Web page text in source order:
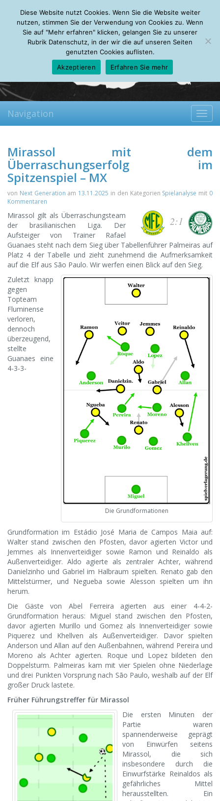
Monday, 10.08.2026
Mein Account
About Autoren Leseempfehlungen FAQ
Navigation
Mirassol mit dem
Überraschungserfolg im
Spitzenspiel – MX
von Next Generation am 13.11.2025 in den Kategorien Spielanalyse mit 0
Kommentaren
2:1
Mirassol gilt als Überraschungsteam
der brasilianischen Liga. Der
Aufsteiger von Trainer Rafael
Guanaes steht nach dem Sieg über Tabellenführer Palmeiras auf
Platz 4 der Tabelle und zieht zunehmend die Aufmerksamkeit
auf die Elf aus São Paulo. Wir werfen einen Blick auf den Sieg.
Die Grundformationen
Zuletzt knapp
gegen
Topteam
Fluminense
verloren,
dennoch
überzeugend,
stellte
Guanaes eine
4-3-3-
Grundformation im Estádio José Maria de Campos Maia auf:
Walter stand zwischen den Pfosten, davor agierten Victor und
Jemmes als Innenverteidiger sowie Ramon und Reinaldo als
Außenverteidiger. Aldo agierte als zentraler Achter, während
Danielzinho und Gabriel im Halbraum spielten. Renato gab den
Mittelstürmer, und Negueba sowie Alesson spielten um ihn
herum.
Die Gäste von Abel Ferreira agierten aus einer 4-4-2-
Grundformation heraus: Miguel stand zwischen den Pfosten,
davor agierten Murillo und Gomez als Innenverteidiger sowie
Piquerez und Khellven als Außenverteidiger. Davor spielten
Anderson und Allan auf den Außenbahnen, während Pereira und
Moreno als Achter agierten. Roque und Lopez bildeten den
Doppelsturm. Palmeiras kam mit vier Spielen ohne Niederlage
und drei Punkten Vorsprung nach São Paulo, weshalb auf der Elf
großer Druck lastete.
Früher Führungstreffer für Mirassol
Die ersten Minuten der
Partie waren
spannenderweise geprägt
von Einwürfen seitens
Mirassol, die sich
insbesondere durch die
Einwurfstärke Reinaldos als
gefährliches Mittel
herausstellten. Ein
Diese Website nutzt Cookies. Wenn Sie die Website weiter
nutzen, stimmen Sie der Verwendung von Cookies zu. Wenn
Sie auf "Mehr erfahren" klicken, gelangen Sie zu unserer
Rubrik Datenschutz, in der wir die auf unseren Seiten
genutzten Cookies auflisten.
Akzeptieren
Erfahren Sie mehr